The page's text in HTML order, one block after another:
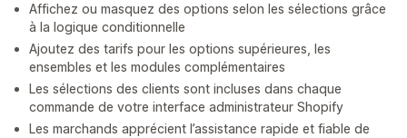
Affichez ou masquez des options selon les sélections grâce
à la logique conditionnelle
Ajoutez des tarifs pour les options supérieures, les
ensembles et les modules complémentaires
Les sélections des clients sont incluses dans chaque
commande de votre interface administrateur Shopify
Les marchands apprécient l’assistance rapide et fiable de